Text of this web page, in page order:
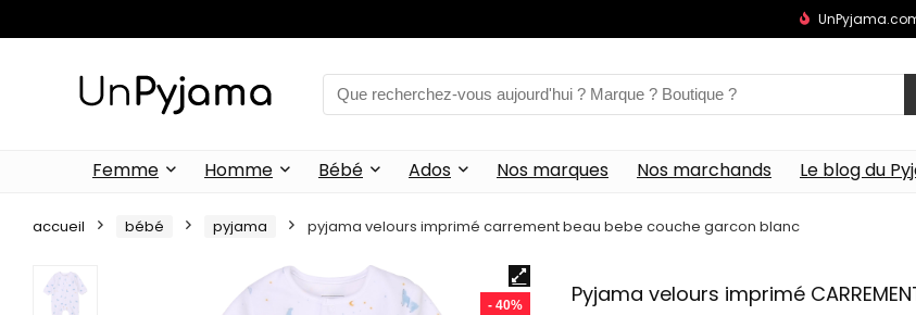
Femme Homme Bébé Ados Nos marques Nos marchands Le blog du
accueil bébé pyjama pyjama velours imprimé carrement beau bebe couche garcon blanc
- 40%
Pyjama velours imprimé